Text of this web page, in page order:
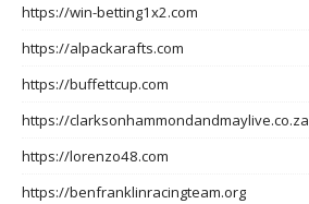
https://win-betting1x2.com
https://alpackarafts.com
https://buffettcup.com
https://clarksonhammondandmaylive.co.za
https://lorenzo48.com
https://benfranklinracingteam.org